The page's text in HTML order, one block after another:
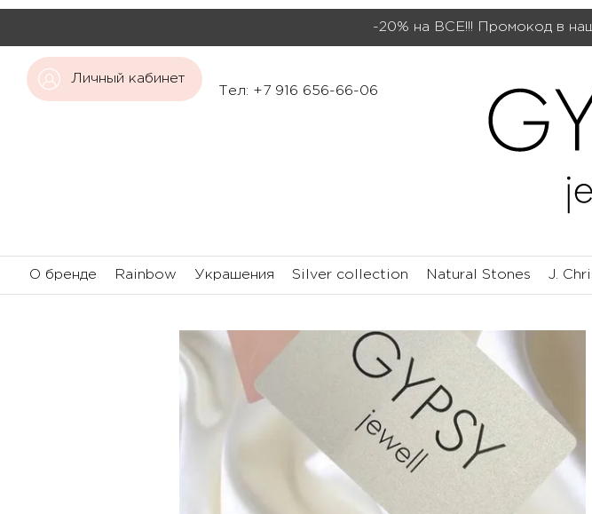
-20% на ВСЕ!!! Промокод в
Тел: +7 916 656-66-06
О бренде Rainbow Украшения Silver collection Natural Stones J.
Личный кабинет